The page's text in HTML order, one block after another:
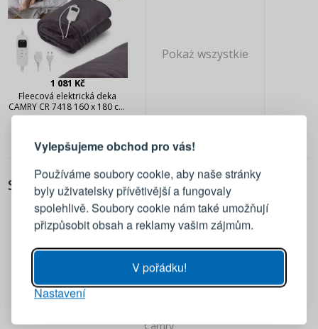
Vylepšujeme obchod pro vás!
Používáme soubory cookie, aby naše stránky
byly uživatelsky přívětivější a fungovaly
spolehlivě. Soubory cookie nám také umožňují
přizpůsobit obsah a reklamy vašim zájmům.
V pořádku!
Nastavení
1 081 Kč
Fleecová elektrická deka
CAMRY CR 7418 160 x 180 cm
v tmavě šedé barvě
Pokaż wszystkie
SPECIFIKACE
Camry
PŘIHLÁŠENÍ
Přihlaste se ke svému účtu
Emailová adresa
PŘIHLÁSIT SE